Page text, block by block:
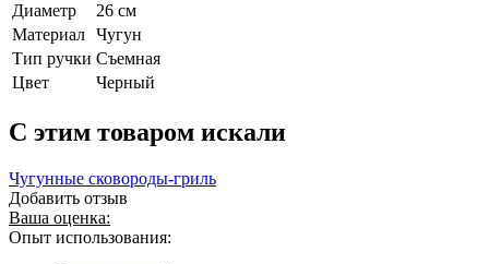
Диаметр
26 см
Материал Чугун
Тип ручки Съемная
Цвет
Черный
C этим товаром искали
Чугунные сковороды-гриль
Добавить отзыв
Ваша оценка:
Опыт использования: